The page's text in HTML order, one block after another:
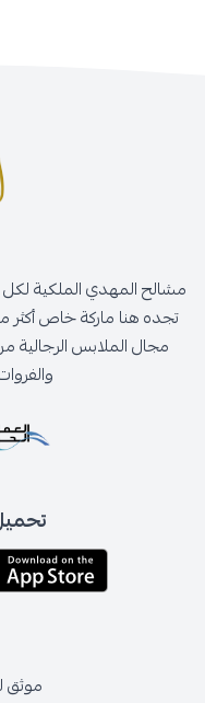
مشالح المهدي الملكية لكل
مجال الملابس الرجالية
موثق